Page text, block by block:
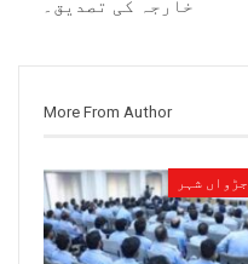
خارجہ کی تصدیق۔
More From Author
جڑواں شہر